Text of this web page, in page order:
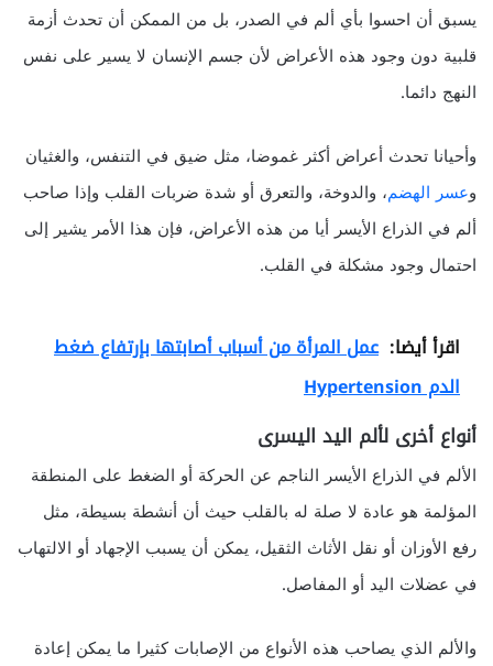
يسبق أن احسوا بأي ألم في الصدر، بل من الممكن أن تحدث أزمة
قلبية دون وجود هذه الأعراض لأن جسم الإنسان لا يسير على نفس
النهج دائما.
وأحيانا تحدث أعراض أكثر غموضا، مثل ضيق في التنفس، والغثيان
وعسر الهضم، والدوخة، والتعرق أو شدة ضربات القلب وإذا صاحب
ألم في الذراع الأيسر أيا من هذه الأعراض، فإن هذا الأمر يشير إلى
احتمال وجود مشكلة في القلب.
اقرأ أيضا: عمل المرأة من أسباب أصابتها بإرتفاع ضغط
الدم Hypertension
أنواع أخرى لألم اليد اليسرى
الألم في الذراع الأيسر الناجم عن الحركة أو الضغط على المنطقة
المؤلمة هو عادة لا صلة له بالقلب حيث أن أنشطة بسيطة، مثل
رفع الأوزان أو نقل الأثاث الثقيل، يمكن أن يسبب الإجهاد أو الالتهاب
في عضلات اليد أو المفاصل.
والألم الذي يصاحب هذه الأنواع من الإصابات كثيرا ما يمكن إعادة